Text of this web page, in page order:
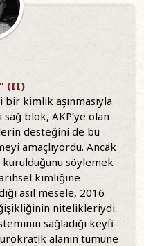
(II)
kimlik aşınmasıyla
sağ blok, AKP’ye olan
desteğini de bu
amaçlıyordu. Ancak
söylemek
kimliğine
asıl mesele, 2016
nitelikleriydi.
sağladığı keyfi
alanın tümüne